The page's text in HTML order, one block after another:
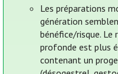
Les préparations
génération
bénéfice/risque. Le
profonde est plus
contenant un